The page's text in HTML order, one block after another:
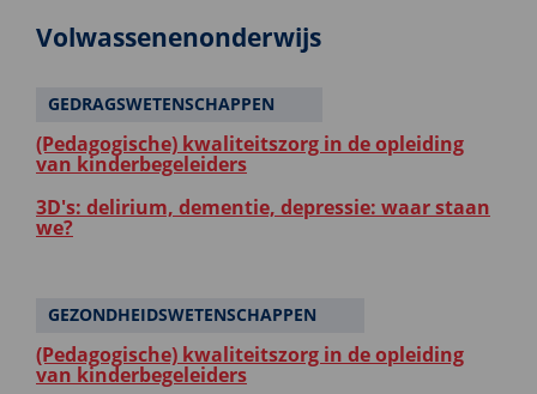
Volwassenenonderwijs
GEDRAGSWETENSCHAPPEN
(Pedagogische) kwaliteitszorg in de opleiding
van kinderbegeleiders
3D's: delirium, dementie, depressie: waar staan
we?
GEZONDHEIDSWETENSCHAPPEN
(Pedagogische) kwaliteitszorg in de opleiding
van kinderbegeleiders